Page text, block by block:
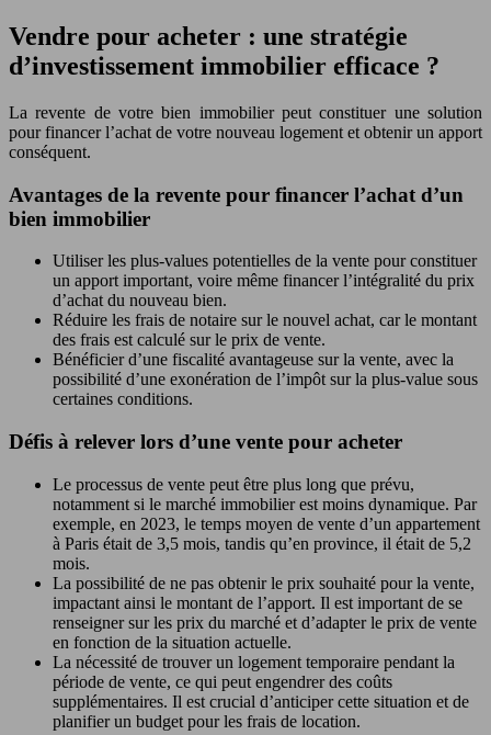
Vendre pour acheter : une stratégie
d’investissement immobilier efficace ?
La revente de votre bien immobilier peut constituer une solution
pour financer l’achat de votre nouveau logement et obtenir un apport
conséquent.
Avantages de la revente pour financer l’achat d’un
bien immobilier
Utiliser les plus-values potentielles de la vente pour constituer
un apport important, voire même financer l’intégralité du prix
d’achat du nouveau bien.
Réduire les frais de notaire sur le nouvel achat, car le montant
des frais est calculé sur le prix de vente.
Bénéficier d’une fiscalité avantageuse sur la vente, avec la
possibilité d’une exonération de l’impôt sur la plus-value sous
certaines conditions.
Défis à relever lors d’une vente pour acheter
Le processus de vente peut être plus long que prévu,
notamment si le marché immobilier est moins dynamique. Par
exemple, en 2023, le temps moyen de vente d’un appartement
à Paris était de 3,5 mois, tandis qu’en province, il était de 5,2
mois.
La possibilité de ne pas obtenir le prix souhaité pour la vente,
impactant ainsi le montant de l’apport. Il est important de se
renseigner sur les prix du marché et d’adapter le prix de vente
en fonction de la situation actuelle.
La nécessité de trouver un logement temporaire pendant la
période de vente, ce qui peut engendrer des coûts
supplémentaires. Il est crucial d’anticiper cette situation et de
planifier un budget pour les frais de location.